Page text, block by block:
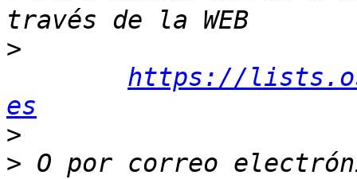
>
https://
es
>
> O por correo